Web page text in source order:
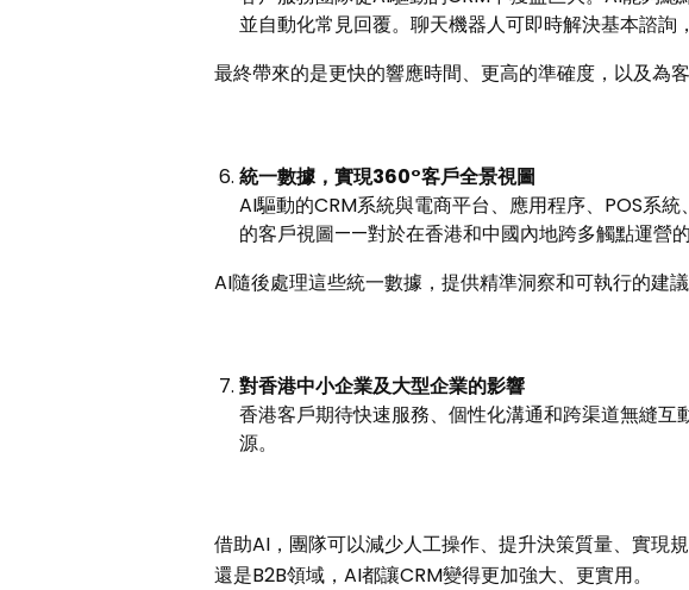
並自動化常見回覆。聊天機器人可即時解決基本諮詢
最終帶來的是更快的響應時間、更高的準確度，以及為
統一數據，實現360°客戶全景視圖
AI驅動的CRM系統與電商平台、應用程序、POS系
的客戶視圖——對於在香港和中國內地跨多觸點運營
AI隨後處理這些統一數據，提供精準洞察和可執行的建議
對香港中小企業及大型企業的影響
香港客戶期待快速服務、個性化溝通和跨渠道無縫
源。
借助AI，團隊可以減少人工操作、提升決策質量、實現
還是B2B領域，AI都讓CRM變得更加強大、更實用。